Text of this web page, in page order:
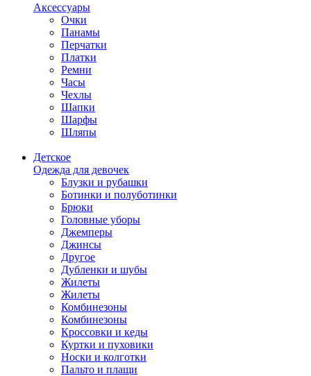
Аксессуары
Очки
Панамы
Перчатки
Платки
Ремни
Часы
Чехлы
Шапки
Шарфы
Шляпы
Детское
Одежда для девочек
Блузки и рубашки
Ботинки и полуботинки
Брюки
Головные уборы
Джемперы
Джинсы
Другое
Дубленки и шубы
Жилеты
Жилеты
Комбинезоны
Комбинезоны
Кроссовки и кеды
Куртки и пуховики
Носки и колготки
Пальто и плащи